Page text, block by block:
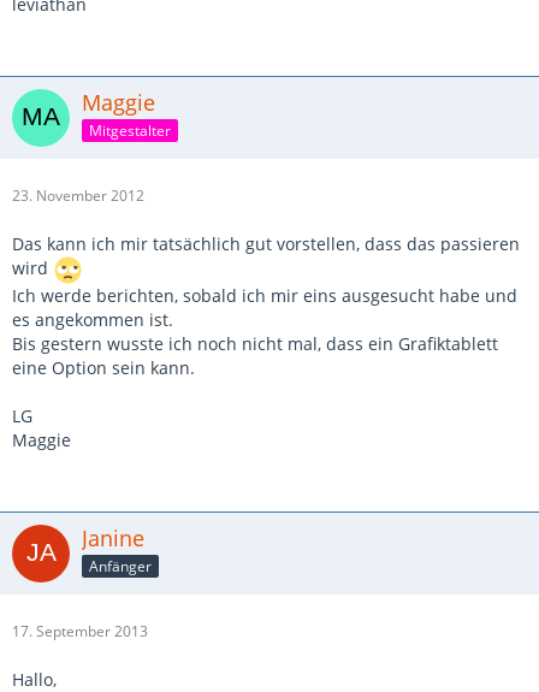
Maggie
Mitgestalter
23. November 2012
Das kann ich mir tatsächlich gut vorstellen, dass das passieren
wird
Ich werde berichten, sobald ich mir eins ausgesucht habe und
es angekommen ist.
Bis gestern wusste ich noch nicht mal, dass ein Grafiktablett
eine Option sein kann.
LG
Maggie
Janine
Anfänger
17. September 2013
Hallo,